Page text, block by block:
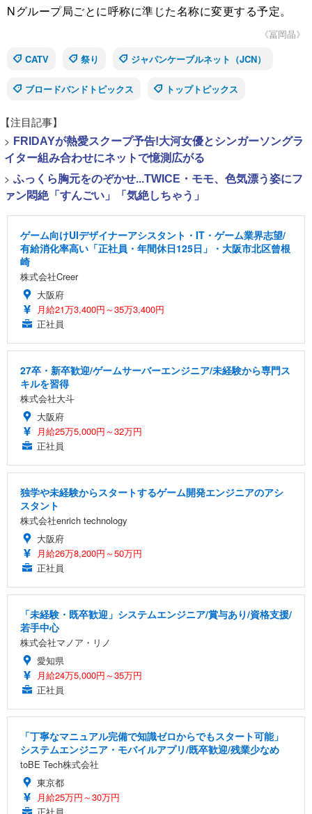
Nグループ局ごとに呼称に準じた名称に変更する予定。
《冨岡晶》
CATV
祭り ジャパンケーブルネット（JCN）
ブロードバンドトピックス トップトピックス
【注目記事】
> FRIDAYが熱愛スクープ予告!大河女優とシンガーソングラ
イター組み合わせにネットで憶測広がる
> ふっくら胸元をのぞかせ...TWICE・モモ、色気漂う姿にフ
ァン悶絶「すんごい」「気絶しちゃう」
ゲーム向けUIデザイナーアシスタント・IT・ゲーム業界志望/
有給消化率高い「正社員・年間休日125日」・大阪市北区曾根
崎
株式会社Creer
大阪府
月給21万3,400円～35万3,400円
正社員
27卒・新卒歓迎/ゲームサーバーエンジニア/未経験から専門ス
キルを習得
株式会社大斗
大阪府
月給25万5,000円～32万円
正社員
独学や未経験からスタートするゲーム開発エンジニアのアシ
スタント
株式会社enrich technology
大阪府
月給26万8,200円～50万円
正社員
「未経験・既卒歓迎」システムエンジニア/賞与あり/資格支援/
若手中心
株式会社マノア・リノ
愛知県
月給24万5,000円～35万円
正社員
「丁寧なマニュアル完備で知識ゼロからでもスタート可能」
システムエンジニア・モバイルアプリ/既卒歓迎/残業少なめ
toBE Tech株式会社
東京都
月給25万円～30万円
正社員